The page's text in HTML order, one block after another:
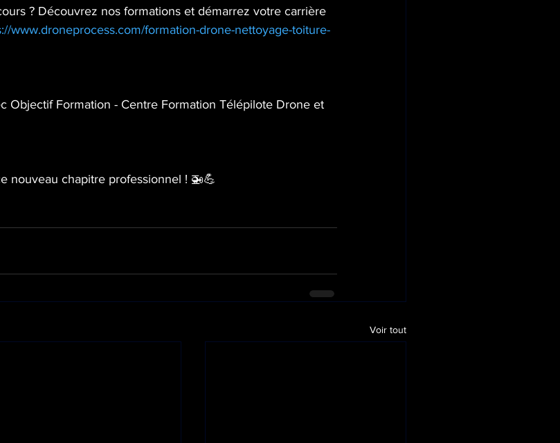
? Découvrez nos formations et démarrez votre carrière
www.droneprocess.com/formation-drone-nettoyage-toiture-
Objectif Formation - Centre Formation Télépilote Drone et
nouveau chapitre professionnel ! 🚁💪
Voir tout